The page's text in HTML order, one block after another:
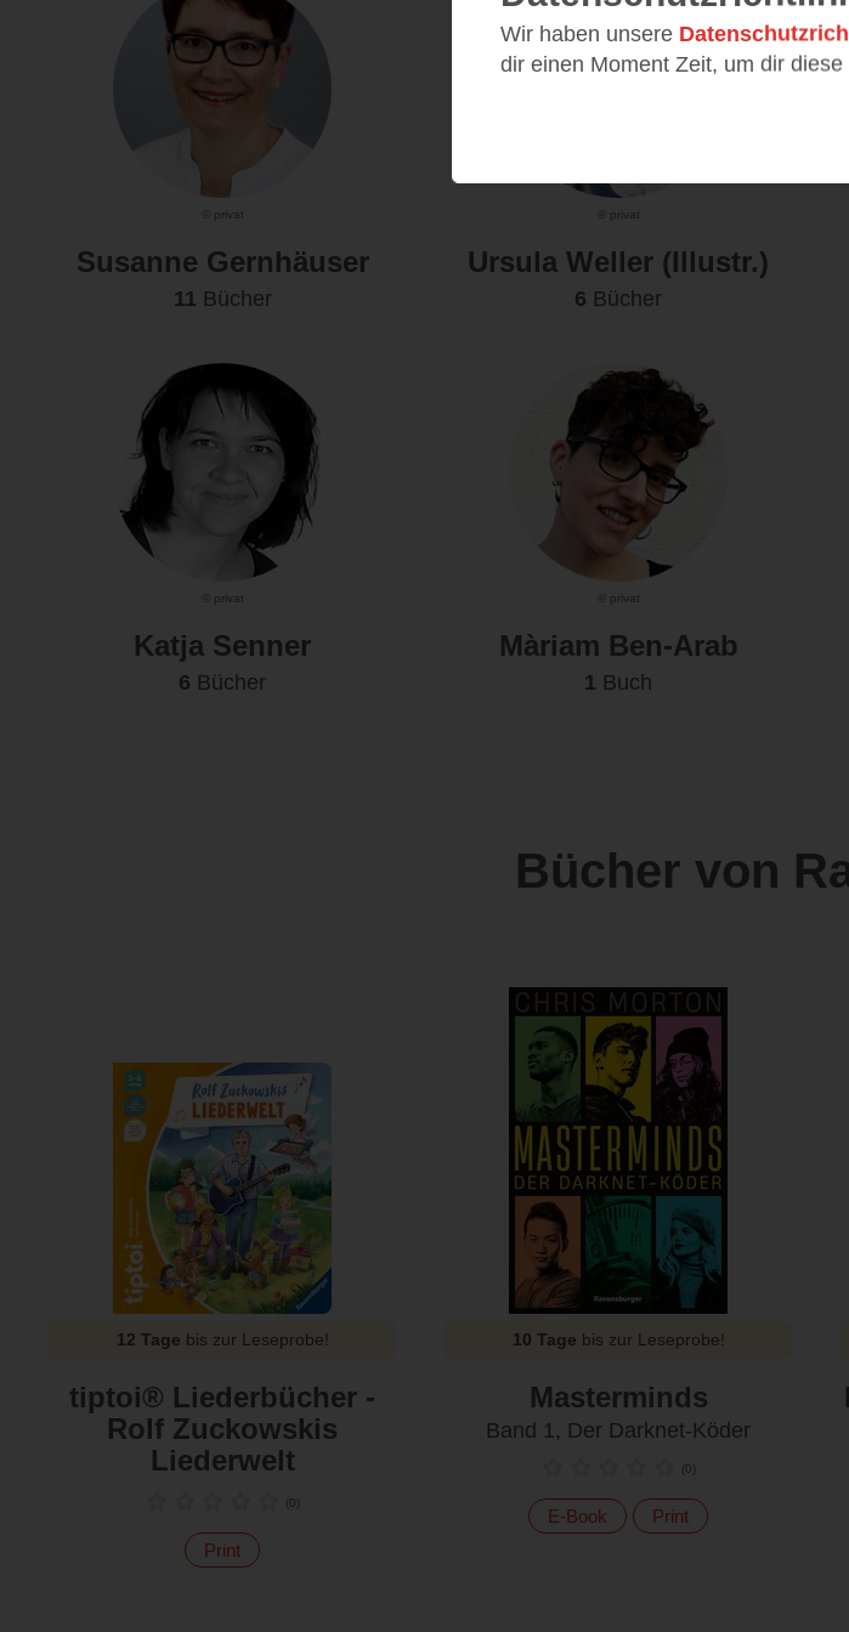
© privat
Susanne Gernhäuser
11 Bücher
© privat
Ursula Weller (Illustr.)
6 Bücher
© privat
Katja Senner
6 Bücher
© privat
Màriam Ben-Arab
1 Buch
Bücher von
12 Tage bis zur Leseprobe!
tiptoi® Liederbücher -
Rolf Zuckowskis
Liederwelt
(0)
Print
10 Tage bis zur Leseprobe!
Masterminds
Band 1, Der Darknet-Köder
(0)
E-Book Print
Wir haben unsere
dir einen Moment Zeit, um dir